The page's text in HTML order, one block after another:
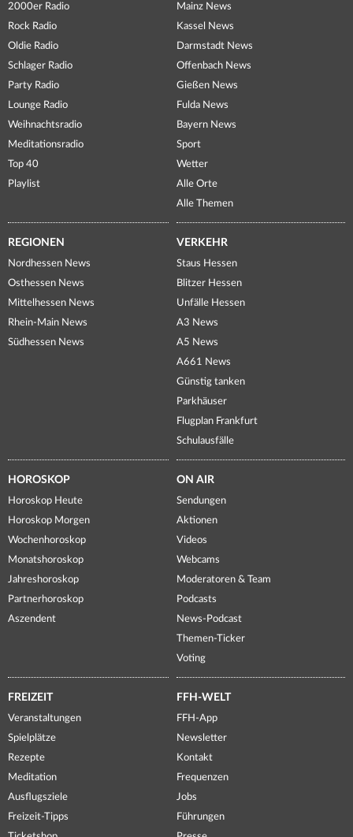
2000er Radio
Rock Radio
Oldie Radio
Schlager Radio
Party Radio
Lounge Radio
Weihnachtsradio
Meditationsradio
Top 40
Playlist
Mainz News
Kassel News
Darmstadt News
Offenbach News
Gießen News
Fulda News
Bayern News
Sport
Wetter
Alle Orte
Alle Themen
REGIONEN
Nordhessen News
Osthessen News
Mittelhessen News
Rhein-Main News
Südhessen News
VERKEHR
Staus Hessen
Blitzer Hessen
Unfälle Hessen
A3 News
A5 News
A661 News
Günstig tanken
Parkhäuser
Flugplan Frankfurt
Schulausfälle
HOROSKOP
Horoskop Heute
Horoskop Morgen
Wochenhoroskop
Monatshoroskop
Jahreshoroskop
Partnerhoroskop
Aszendent
ON AIR
Sendungen
Aktionen
Videos
Webcams
Moderatoren & Team
Podcasts
News-Podcast
Themen-Ticker
Voting
FREIZEIT
Veranstaltungen
Spielplätze
Rezepte
Meditation
Ausflugsziele
Freizeit-Tipps
FFH-WELT
FFH-App
Newsletter
Kontakt
Frequenzen
Jobs
Führungen